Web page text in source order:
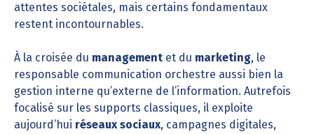
attentes sociétales, mais certains fondamentaux
restent incontournables.
À la croisée du management et du marketing, le
responsable communication orchestre aussi bien la
gestion interne qu’externe de l’information. Autrefois
focalisé sur les supports classiques, il exploite
aujourd’hui réseaux sociaux, campagnes digitales,